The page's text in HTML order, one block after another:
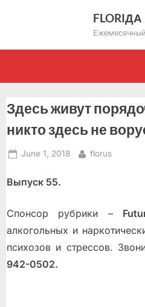
FLORIДА
Здесь живут
никто здесь не
Posted
June 1, 2018 By
florus
Выпуск 55.
Спонсор рубрики –
алкогольных и
психoзoв и стрессов.
942-0502.